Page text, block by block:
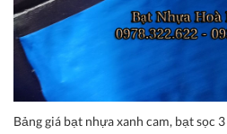
Bảng giá bạt nhựa xanh cam, bạt sọc